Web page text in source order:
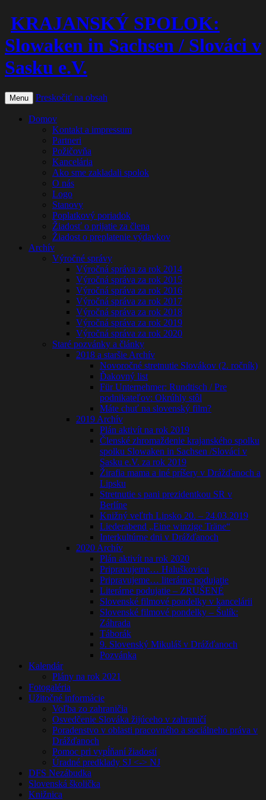
KRAJANSKÝ SPOLOK:
Slowaken in Sachsen / Slováci v
Sasku e.V.
Menu Preskočiť na obsah
Domov
Kontakt a impressum
Partneri
Požičovňa
Kancelária
Ako sme zakladali spolok
O nás
Logo
Stanovy
Poplatkový poriadok
Žiadosť o prijatie za člena
Žiadost o preplatenie výdavkov
Archív
Výročné správy
Výročná správa za rok 2014
Výročná správa za rok 2015
Výročná správa za rok 2016
Výročná správa za rok 2017
Výročná správa za rok 2018
Výročná správa za rok 2019
Výročná správa za rok 2020
Staré pozvánky a články
2018 a staršie Archív
Novoročné stretnutie Slovákov (2. ročník)
Ďakovný list
Für Unternehmer: Rundtisch / Pre
podnikateľov: Okrúhly stôl
Máte chuť na slovenský film?
2019 Archív
Plán aktivít na rok 2019
Členské zhromaždenie krajanského spolku
spolku Slowaken in Sachsen /Slováci v
Sasku e.V. za rok 2019
Žirafia mama a iné príšery v Drážďanoch a
Lipsku
Stretnutie s pani prezidentkou SR v
Berlíne
Knižný veľtrh Lipsko 20. – 24.03.2019
Liederabend „Eine winzige Träne“
Interkultúrne dni v Drážďanoch
2020 Archív
Plán aktivít na rok 2020
Pripravujeme… Haluškovicu
Pripravujeme… literárne podujatie
Literárne podujatie – ZRUŠENÉ
Slovenské filmové pondelky v kancelárii
Slovenské filmové pondelky – Šulík:
Záhrada
Táborák
9. Slovenský Mikuláš v Drážďanoch
Pozvánka
Kalendár
Plány na rok 2021
Fotogaléria
Užitočné informácie
Voľba zo zahraničia
Osvedčenie Slováka žijúceho v zahraničí
Poradenstvo v oblasti pracovného a sociálneho práva v
Drážďanoch
Pomoc pri vypĺňaní žiadostí
Úradné predklady SJ <-> NJ
DFS Nezábudka
Slovenská školička
Knižnica